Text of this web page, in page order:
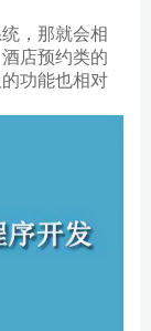
，那就会相
店预约类的
功能也相对